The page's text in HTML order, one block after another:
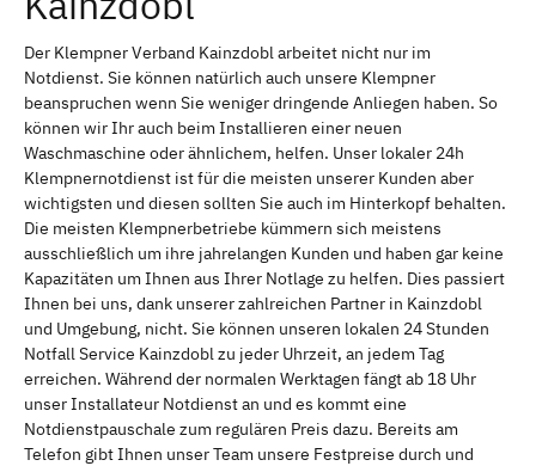
Der Klempner Verband Kainzdobl arbeitet nicht nur im
Notdienst. Sie können natürlich auch unsere Klempner
beanspruchen wenn Sie weniger dringende Anliegen haben. So
können wir Ihr auch beim Installieren einer neuen
Waschmaschine oder ähnlichem, helfen. Unser lokaler 24h
Klempnernotdienst ist für die meisten unserer Kunden aber
wichtigsten und diesen sollten Sie auch im Hinterkopf behalten.
Die meisten Klempnerbetriebe kümmern sich meistens
ausschließlich um ihre jahrelangen Kunden und haben gar keine
Kapazitäten um Ihnen aus Ihrer Notlage zu helfen. Dies passiert
Ihnen bei uns, dank unserer zahlreichen Partner in Kainzdobl
und Umgebung, nicht. Sie können unseren lokalen 24 Stunden
Notfall Service Kainzdobl zu jeder Uhrzeit, an jedem Tag
erreichen. Während der normalen Werktagen fängt ab 18 Uhr
unser Installateur Notdienst an und es kommt eine
Notdienstpauschale zum regulären Preis dazu. Bereits am
Telefon gibt Ihnen unser Team unsere Festpreise durch und